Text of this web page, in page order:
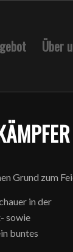
Über
Grund zum
in der
sowie
buntes